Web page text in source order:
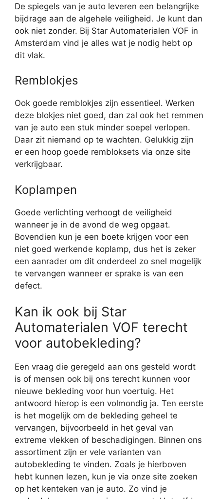
De spiegels van je auto leveren een belangrijke
bijdrage aan de algehele veiligheid. Je kunt dan
ook niet zonder. Bij Star Automaterialen VOF in
Amsterdam vind je alles wat je nodig hebt op
dit vlak.
Remblokjes
Ook goede remblokjes zijn essentieel. Werken
deze blokjes niet goed, dan zal ook het remmen
van je auto een stuk minder soepel verlopen.
Daar zit niemand op te wachten. Gelukkig zijn
er een hoop goede rembloksets via onze site
verkrijgbaar.
Koplampen
Goede verlichting verhoogt de veiligheid
wanneer je in de avond de weg opgaat.
Bovendien kun je een boete krijgen voor een
niet goed werkende koplamp, dus het is zeker
een aanrader om dit onderdeel zo snel mogelijk
te vervangen wanneer er sprake is van een
defect.
Kan ik ook bij Star
Automaterialen VOF terecht
voor autobekleding?
Een vraag die geregeld aan ons gesteld wordt
is of mensen ook bij ons terecht kunnen voor
nieuwe bekleding voor hun voertuig. Het
antwoord hierop is een volmondig ja. Ten eerste
is het mogelijk om de bekleding geheel te
vervangen, bijvoorbeeld in het geval van
extreme vlekken of beschadigingen. Binnen ons
assortiment zijn er vele varianten van
autobekleding te vinden. Zoals je hierboven
hebt kunnen lezen, kun je via onze site zoeken
op het kenteken van je auto. Zo vind je